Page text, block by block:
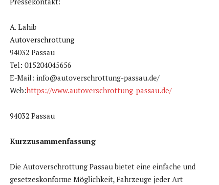
A. Lahib
Autoverschrottung
94032 Passau
Tel: 015204045656
E-Mail: info@autoverschrottung-passau.de/
Web:https://www.autoverschrottung-passau.de/
94032 Passau
Kurzzusammenfassung
Die Autoverschrottung Passau bietet eine einfache und
gesetzeskonforme Möglichkeit, Fahrzeuge jeder Art